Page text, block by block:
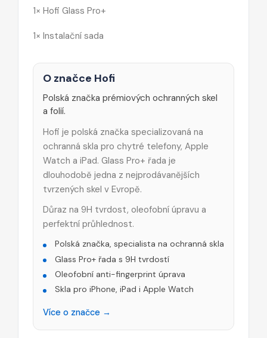
1× Hofi Glass Pro+
1× Instalační sada
O značce Hofi
Polská značka prémiových ochranných skel
a folií.
Hofi je polská značka specializovaná na
ochranná skla pro chytré telefony, Apple
Watch a iPad. Glass Pro+ řada je
dlouhodobě jedna z nejprodávanějších
tvrzených skel v Evropě.
Důraz na 9H tvrdost, oleofobní úpravu a
perfektní průhlednost.
Polská značka, specialista na ochranná skla
Glass Pro+ řada s 9H tvrdostí
Oleofobní anti-fingerprint úprava
Skla pro iPhone, iPad i Apple Watch
Více o značce →